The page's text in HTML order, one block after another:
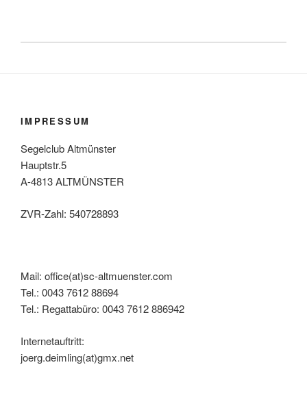
IMPRESSUM
Segelclub Altmünster
Hauptstr.5
A-4813 ALTMÜNSTER
ZVR-Zahl: 540728893
Mail: office(at)sc-altmuenster.com
Tel.: 0043 7612 88694
Tel.: Regattabüro: 0043 7612 886942
Internetauftritt:
joerg.deimling(at)gmx.net